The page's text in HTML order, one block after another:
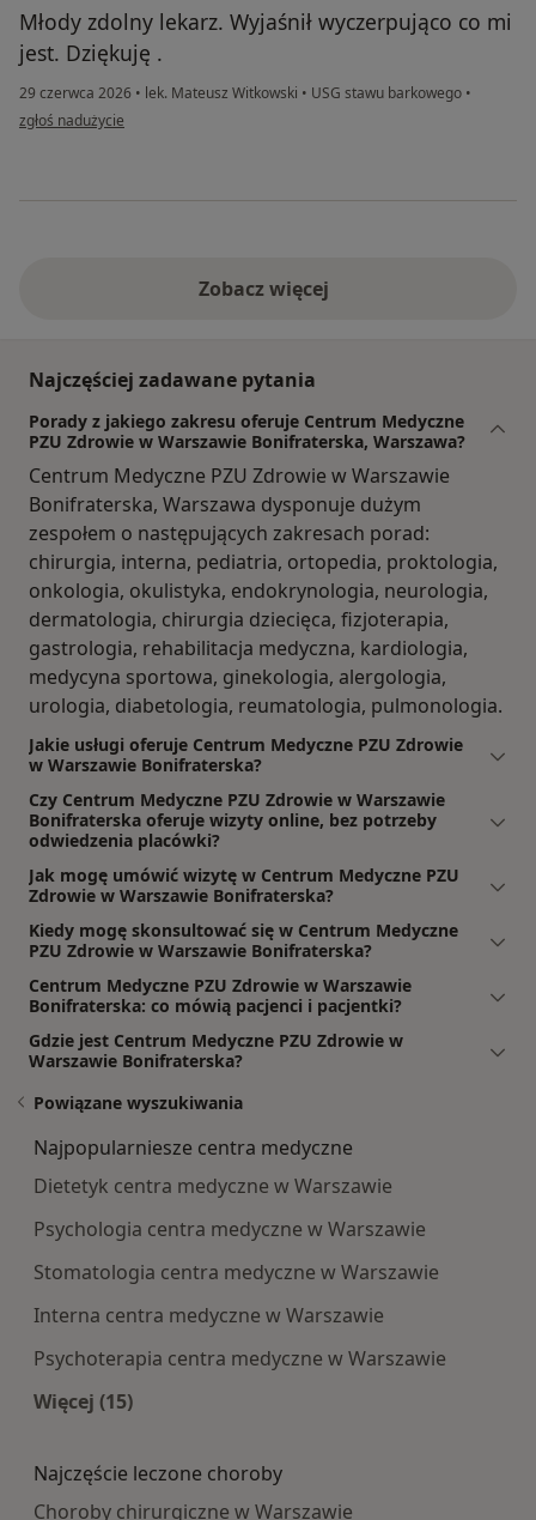
Młody zdolny lekarz. Wyjaśnił wyczerpująco co mi
jest. Dziękuję .
29 czerwca 2026 • lek. Mateusz Witkowski • USG stawu barkowego •
w opinii użytkownika Bogdan
zgłoś nadużycie
Zobacz więcej
Najczęściej zadawane pytania
Porady z jakiego zakresu oferuje Centrum Medyczne
PZU Zdrowie w Warszawie Bonifraterska, Warszawa?
Centrum Medyczne PZU Zdrowie w Warszawie
Bonifraterska, Warszawa dysponuje dużym
zespołem o następujących zakresach porad:
chirurgia, interna, pediatria, ortopedia, proktologia,
onkologia, okulistyka, endokrynologia, neurologia,
dermatologia, chirurgia dziecięca, fizjoterapia,
gastrologia, rehabilitacja medyczna, kardiologia,
medycyna sportowa, ginekologia, alergologia,
urologia, diabetologia, reumatologia, pulmonologia.
Jakie usługi oferuje Centrum Medyczne PZU Zdrowie
w Warszawie Bonifraterska?
Czy Centrum Medyczne PZU Zdrowie w Warszawie
Bonifraterska oferuje wizyty online, bez potrzeby
odwiedzenia placówki?
Jak mogę umówić wizytę w Centrum Medyczne PZU
Zdrowie w Warszawie Bonifraterska?
Kiedy mogę skonsultować się w Centrum Medyczne
PZU Zdrowie w Warszawie Bonifraterska?
Centrum Medyczne PZU Zdrowie w Warszawie
Bonifraterska: co mówią pacjenci i pacjentki?
Gdzie jest Centrum Medyczne PZU Zdrowie w
Warszawie Bonifraterska?
Powiązane wyszukiwania
Najpopularniesze centra medyczne
Dietetyk centra medyczne w Warszawie
Psychologia centra medyczne w Warszawie
Stomatologia centra medyczne w Warszawie
Interna centra medyczne w Warszawie
Psychoterapia centra medyczne w Warszawie
Więcej (15)
Najczęście leczone choroby
Choroby chirurgiczne w Warszawie